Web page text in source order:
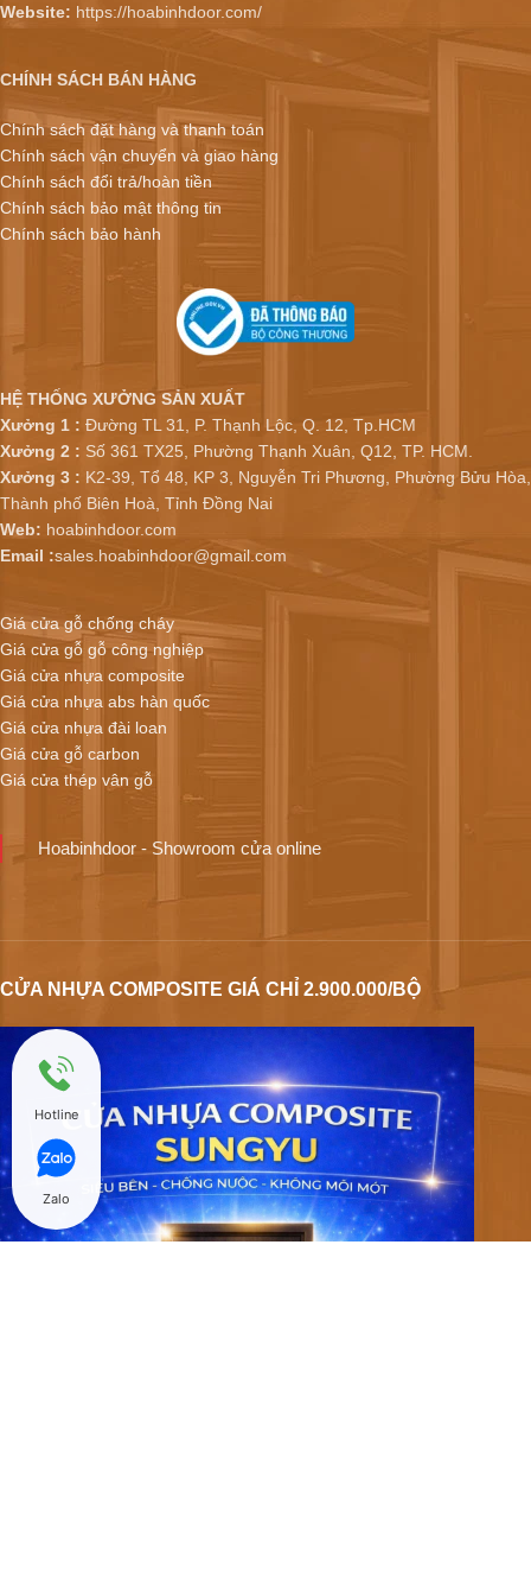
Website: https://hoabinhdoor.com/
CHÍNH SÁCH BÁN HÀNG
Chính sách đặt hàng và thanh toán
Chính sách vận chuyển và giao hàng
Chính sách đổi trả/hoàn tiền
Chính sách bảo mật thông tin
Chính sách bảo hành
HỆ THỐNG XƯỞNG SẢN XUẤT
Xưởng 1 : Đường TL 31, P. Thạnh Lộc, Q. 12, Tp.HCM
Xưởng 2 : Số 361 TX25, Phường Thạnh Xuân, Q12, TP. HCM.
Xưởng 3 : K2-39, Tổ 48, KP 3, Nguyễn Tri Phương, Phường Bửu Hòa,
Thành phố Biên Hoà, Tỉnh Đồng Nai
Web: hoabinhdoor.com
Email :sales.hoabinhdoor@gmail.com
Giá cửa gỗ chống cháy
Giá cửa gỗ gỗ công nghiệp
Giá cửa nhựa composite
Giá cửa nhựa abs hàn quốc
Giá cửa nhựa đài loan
Giá cửa gỗ carbon
Giá cửa thép vân gỗ
Hoabinhdoor - Showroom cửa online
CỬA NHỰA COMPOSITE GIÁ CHỈ 2.900.000/BỘ
Hotline
Zalo